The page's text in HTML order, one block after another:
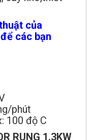
của
các bạn
phút
100 độ C
RUNG 1.3KW